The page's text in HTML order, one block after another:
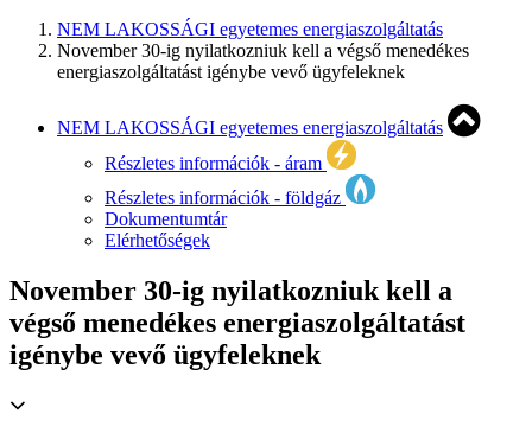
NEM LAKOSSÁGI egyetemes energiaszolgáltatás
November 30-ig nyilatkozniuk kell a végső menedékes
energiaszolgáltatást igénybe vevő ügyfeleknek
NEM LAKOSSÁGI egyetemes energiaszolgáltatás
Részletes információk - áram
Részletes információk - földgáz
Dokumentumtár
Elérhetőségek
November 30-ig nyilatkozniuk kell a
végső menedékes energiaszolgáltatást
igénybe vevő ügyfeleknek